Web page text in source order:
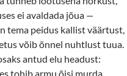
ei avaldada jõua —
tema peidus kallist väärtust,
võib õnnel nuhtlust tuua.
antud elu headust:
tohib armu õisi murda,